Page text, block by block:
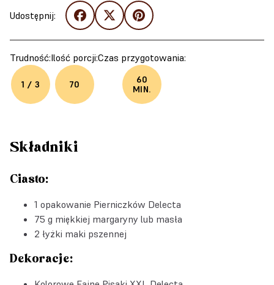
Udostępnij:
Trudność:
1 / 3
Ilość porcji:
70
Czas przygotowania:
60
MIN.
Składniki
Ciasto:
1 opakowanie Pierniczków Delecta
75 g miękkiej margaryny lub masła
2 łyżki maki pszennej
Dekoracje: